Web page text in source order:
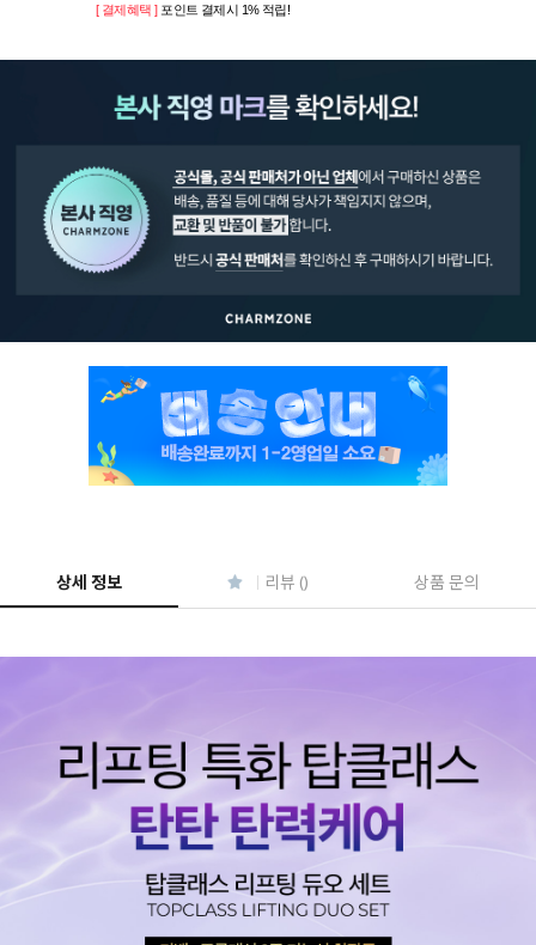
[ 결제혜택 ] 포인트 결제시 1% 적립!
상세 정보 리뷰 () 상품 문의